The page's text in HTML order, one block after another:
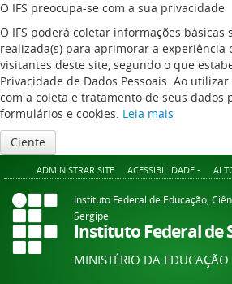
O IFS preocupa-se com a sua privacidade
O IFS poderá coletar informações básicas
realizada(s) para aprimorar a experiência
visitantes deste site, segundo o que
Privacidade de Dados Pessoais. Ao
com a coleta e tratamento de seus dados
formulários e cookies. Leia mais
Ciente
ADMINISTRAR SITE ACESSIBILIDADE -
Instituto Federal de Educação,
Sergipe
Instituto Federal de
MINISTÉRIO DA EDUCAÇÃO